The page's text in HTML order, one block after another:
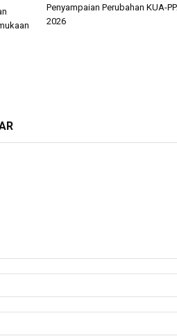
Penyampaian Perubahan KUA-
2026